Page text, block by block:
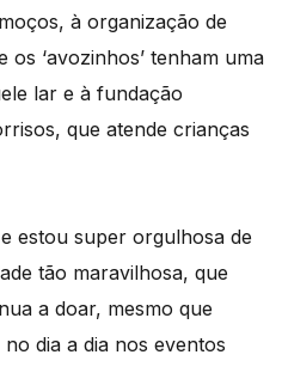
à organização de
‘avozinhos’ tenham uma
lar e à fundação
que atende crianças
estou super orgulhosa de
tão maravilhosa, que
a doar, mesmo que
dia a dia nos eventos